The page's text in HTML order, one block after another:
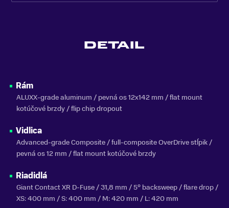
VLASTNOSTI BICYKLA
s prehadzovačkou
NOSNOSŤ
SEZÓNA
2026
ZNAČKA
Liv
DETAIL
Rám
ALUXX-grade aluminum / pevná os 12x142 mm / flat mount
kotúčové brzdy / flip chip dropout
Vidlica
Advanced-grade Composite / full-composite OverDrive stĺpik /
pevná os 12 mm / flat mount kotúčové brzdy
Riadidlá
Giant Contact XR D-Fuse / 31,8 mm / 5° backsweep / flare drop /
XS: 400 mm / S: 400 mm / M: 420 mm / L: 420 mm